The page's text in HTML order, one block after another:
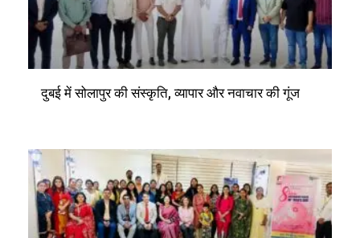
दुबई में सोलापुर की संस्कृति, व्यापार और नवाचार की गूंज